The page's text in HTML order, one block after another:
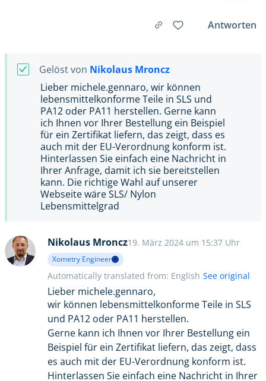
Antworten
Gelöst von Nikolaus Mroncz
Lieber michele.gennaro, wir können
lebensmittelkonforme Teile in SLS und
PA12 oder PA11 herstellen. Gerne kann
ich Ihnen vor Ihrer Bestellung ein Beispiel
für ein Zertifikat liefern, das zeigt, dass es
auch mit der EU-Verordnung konform ist.
Hinterlassen Sie einfach eine Nachricht in
Ihrer Anfrage, damit ich sie bereitstellen
kann. Die richtige Wahl auf unserer
Webseite wäre SLS/ Nylon
Lebensmittelgrad
Nikolaus Mroncz19. März 2024 um 15:37 Uhr
Xometry Engineer
Lieber michele.gennaro,
wir können lebensmittelkonforme Teile in SLS
und PA12 oder PA11 herstellen.
Gerne kann ich Ihnen vor Ihrer Bestellung ein
Beispiel für ein Zertifikat liefern, das zeigt, dass
es auch mit der EU-Verordnung konform ist.
Hinterlassen Sie einfach eine Nachricht in Ihrer
Automatically translated from: English See original